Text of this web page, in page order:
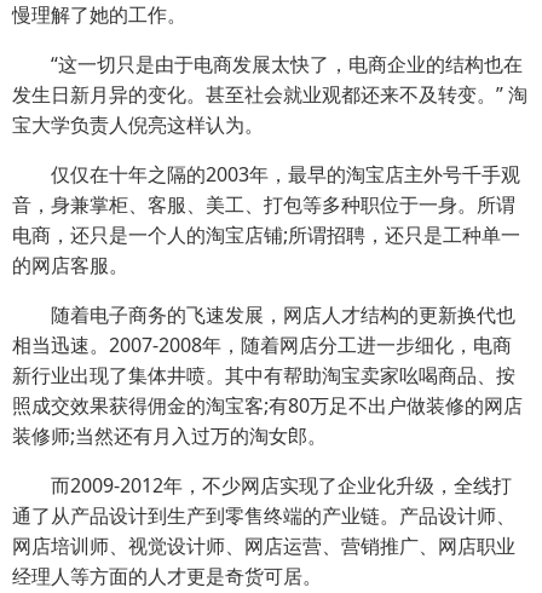
慢理解了她的工作。
“这一切只是由于电商发展太快了，电商企业的结构也在
发生日新月异的变化。甚至社会就业观都还来不及转变。” 淘
宝大学负责人倪亮这样认为。
仅仅在十年之隔的2003年，最早的淘宝店主外号千手观
音，身兼掌柜、客服、美工、打包等多种职位于一身。所谓
电商，还只是一个人的淘宝店铺;所谓招聘，还只是工种单一
的网店客服。
随着电子商务的飞速发展，网店人才结构的更新换代也
相当迅速。2007-2008年，随着网店分工进一步细化，电商
新行业出现了集体井喷。其中有帮助淘宝卖家吆喝商品、按
照成交效果获得佣金的淘宝客;有80万足不出户做装修的网店
装修师;当然还有月入过万的淘女郎。
而2009-2012年，不少网店实现了企业化升级，全线打
通了从产品设计到生产到零售终端的产业链。产品设计师、
网店培训师、视觉设计师、网店运营、营销推广、网店职业
经理人等方面的人才更是奇货可居。